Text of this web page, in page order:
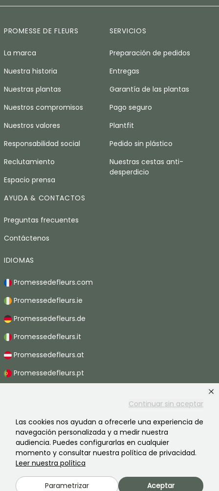
Continuar sin aceptar
Las cookies nos ayudan a ofrecerle una experiencia de
navegación personalizada y a medir nuestra
audiencia. Puedes configurarlas en cualquier
momento y consultar nuestra política de privacidad.
Leer nuestra política
Parametrizar Aceptar
PROMESSE DE FLEURS
La marca
Nuestra historia
Nuestras plantas
Nuestros compromisos
Nuestros valores
Responsabilidad social
Reclutamiento
Espacio prensa
SERVICIOS
Preparación de pedidos
Entregas
Garantía de las plantas
Pago seguro
Plantfit
Pedido sin plástico
Nuestras cestas anti-
desperdicio
AYUDA & CONTACTOS
Preguntas frecuentes
Contáctenos
IDIOMAS
Promessedefleurs.com
Promessedefleurs.ie
Promessedefleurs.de
Promessedefleurs.it
Promessedefleurs.at
Promessedefleurs.pt
Promessedefleurs.ch
Información legal
Términos y condiciones
Política de privacidad